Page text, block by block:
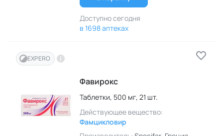
Доступно сегодня
в 1698 аптеках
EXPERO
Фавирокс
Таблетки, 500 мг, 21 шт.
Действующее вещество:
Фамцикловир